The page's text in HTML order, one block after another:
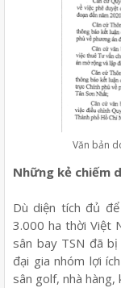
Văn bản
Những kẻ chiếm
Dù diện tích đủ
3.000 ha thời Việt
sân bay TSN đã
đại gia nhóm lợi
sân golf, nhà hàng,